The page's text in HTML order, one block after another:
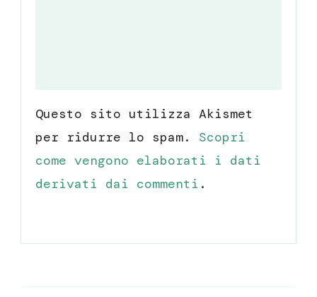
Questo sito utilizza Akismet
per ridurre lo spam. Scopri
come vengono elaborati i dati
derivati dai commenti .